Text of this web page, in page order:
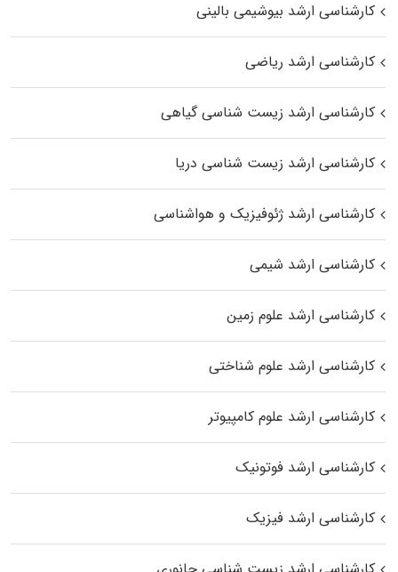
کارشناسی ارشد بیوشیمی بالینی
کارشناسی ارشد ریاضی
کارشناسی ارشد زیست‌ شناسی گیاهی
کارشناسی ارشد زیست‌ شناسی دریا
کارشناسی ارشد ژئوفیزیک و هواشناسی
کارشناسی ارشد شیمی
کارشناسی ارشد علوم زمین
کارشناسی ارشد علوم شناختی
کارشناسی ارشد علوم کامپیوتر
کارشناسی ارشد فوتونیک
کارشناسی ارشد فیزیک